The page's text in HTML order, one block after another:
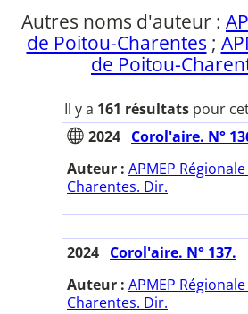
Autres noms d'auteur :
de Poitou-Charentes ;
de Poitou-
Il y a 161 résultats pour
2024 Corol'aire. N°
Auteur : APMEP
Charentes. Dir.
2024 Corol'aire. N° 137.
Auteur : APMEP
Charentes. Dir.